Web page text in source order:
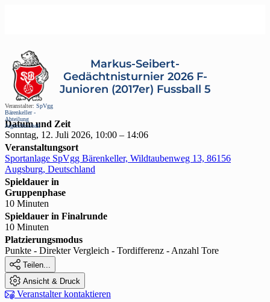
Veranstalter: SpVgg
Bärenkeller -
Abteilung
Jugendfussball
Markus-Seibert-
Gedächtnisturnier 2026 F-
Junioren (2017er) Fussball 5
Datum und Zeit
Sonntag, 12. Juli 2026, 10:00 – 14:06
Veranstaltungsort
Sportanlage SpVgg Bärenkeller, Wildtaubenweg 13, 86156
Augsburg, Deutschland
Spieldauer in
Gruppenphase
10 Minuten
Spieldauer in Finalrunde
10 Minuten
Platzierungsmodus
Punkte - Direkter Vergleich - Tordifferenz - Anzahl Tore
 Teilen...
 Ansicht & Druck
 Veranstalter kontaktieren